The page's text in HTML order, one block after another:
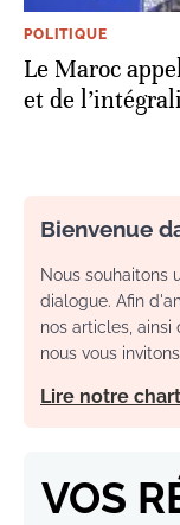
POLITIQUE
Le Maroc
et de
Bienvenue
Nous souhaitons
dialogue. Afin
nos articles, ainsi
nous vous
Lire notre
VOS